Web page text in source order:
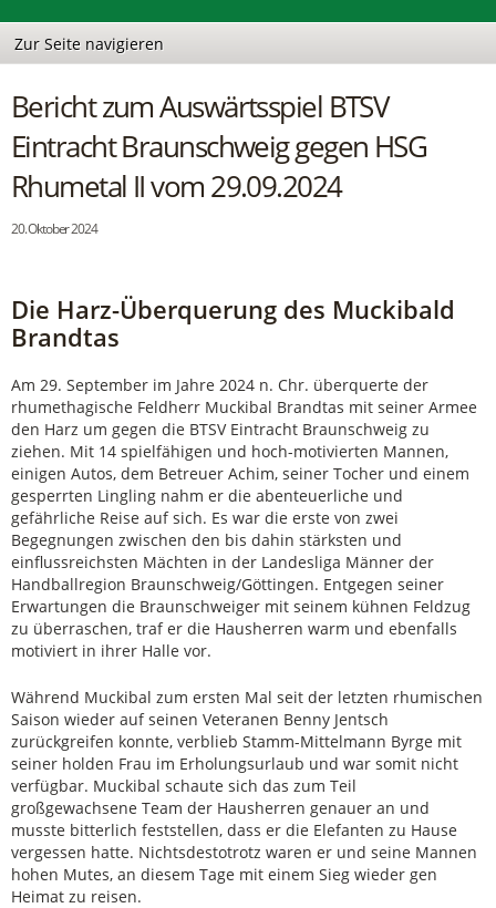
Bericht zum Auswärtsspiel BTSV
Eintracht Braunschweig gegen HSG
Rhumetal II vom 29.09.2024
20. Oktober 2024
Die Harz-Überquerung des Muckibald
Brandtas
Am 29. September im Jahre 2024 n. Chr. überquerte der
rhumethagische Feldherr Muckibal Brandtas mit seiner Armee
den Harz um gegen die BTSV Eintracht Braunschweig zu
ziehen. Mit 14 spielfähigen und hoch-motivierten Mannen,
einigen Autos, dem Betreuer Achim, seiner Tocher und einem
gesperrten Lingling nahm er die abenteuerliche und
gefährliche Reise auf sich. Es war die erste von zwei
Begegnungen zwischen den bis dahin stärksten und
einflussreichsten Mächten in der Landesliga Männer der
Handballregion Braunschweig/Göttingen. Entgegen seiner
Erwartungen die Braunschweiger mit seinem kühnen Feldzug
zu überraschen, traf er die Hausherren warm und ebenfalls
motiviert in ihrer Halle vor.
Während Muckibal zum ersten Mal seit der letzten rhumischen
Saison wieder auf seinen Veteranen Benny Jentsch
zurückgreifen konnte, verblieb Stamm-Mittelmann Byrge mit
seiner holden Frau im Erholungsurlaub und war somit nicht
verfügbar. Muckibal schaute sich das zum Teil
großgewachsene Team der Hausherren genauer an und
musste bitterlich feststellen, dass er die Elefanten zu Hause
vergessen hatte. Nichtsdestotrotz waren er und seine Mannen
hohen Mutes, an diesem Tage mit einem Sieg wieder gen
Heimat zu reisen.